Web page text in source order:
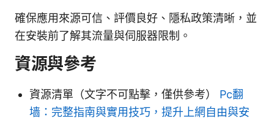
確保應用來源可信、評價良好、隱私政策清晰，並
在安裝前了解其流量與伺服器限制。
資源與參考
資源清單（文字不可點擊，僅供參考） Pc翻
墙：完整指南與實用技巧，提升上網自由與安